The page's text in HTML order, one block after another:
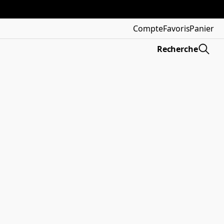
CompteFavorisPanier
Recherche